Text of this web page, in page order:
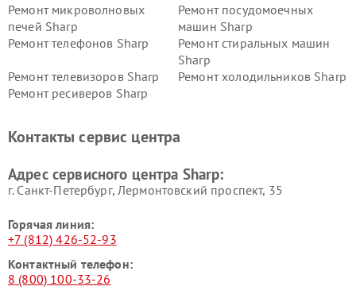
Ремонт микроволновых
печей Sharp
Ремонт посудомоечных
машин Sharp
Ремонт телефонов Sharp
Ремонт стиральных машин
Sharp
Ремонт телевизоров Sharp
Ремонт холодильников Sharp
Ремонт ресиверов Sharp
Контакты сервис центра
Адрес сервисного центра Sharp:
г. Санкт-Петербург, Лермонтовский проспект, 35
Горячая линия:
+7 (812) 426-52-93
Контактный телефон:
8 (800) 100-33-26